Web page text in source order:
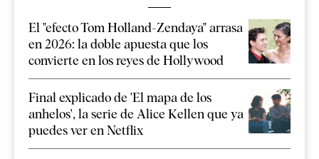
El "efecto Tom Holland-Zendaya" arrasa
en 2026: la doble apuesta que los
convierte en los reyes de Hollywood
Final explicado de 'El mapa de los
anhelos', la serie de Alice Kellen que ya
puedes ver en Netflix